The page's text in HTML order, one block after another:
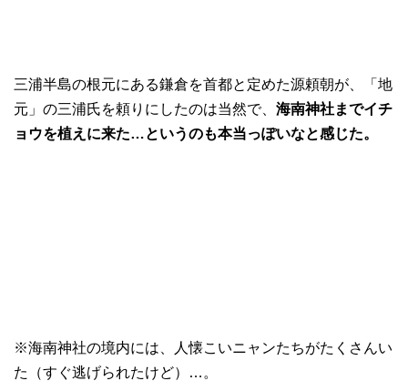
三浦半島の根元にある鎌倉を首都と定めた源頼朝が、「地
元」の三浦氏を頼りにしたのは当然で、 海南神社までイチ
ョウを植えに来た…というのも本当っぽいなと感じた。
※海南神社の境内には、人懐こいニャンたちがたくさんい
た（すぐ逃げられたけど）…。